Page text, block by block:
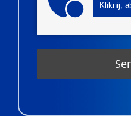
Kliknij,